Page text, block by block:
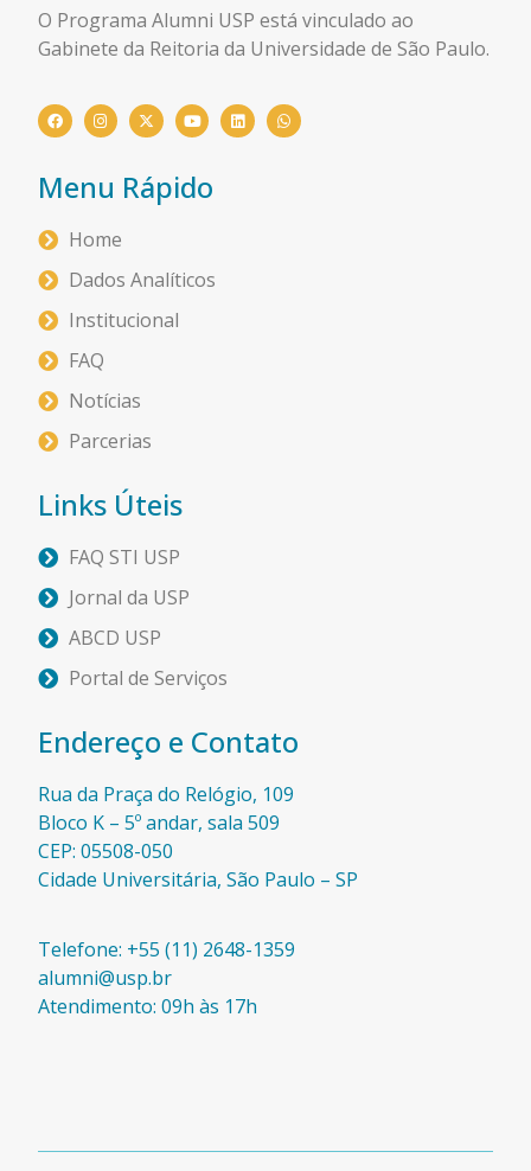
O Programa Alumni USP está vinculado ao
Gabinete da Reitoria da Universidade de São Paulo.
Menu Rápido
Home
Dados Analíticos
Institucional
FAQ
Notícias
Parcerias
Links Úteis
FAQ STI USP
Jornal da USP
ABCD USP
Portal de Serviços
Endereço e Contato
Rua da Praça do Relógio, 109
Bloco K – 5º andar, sala 509
CEP: 05508-050
Cidade Universitária, São Paulo – SP​
Telefone: +55 (11) 2648-1359
alumni@usp.br
Atendimento: 09h às 17h